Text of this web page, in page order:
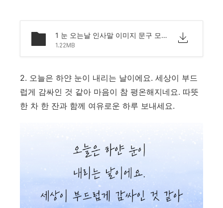
1 눈 오는날 인사말 이미지 문구 모음.png
1.22MB
2. 오늘은 하얀 눈이 내리는 날이에요. 세상이 부드
럽게 감싸인 것 같아 마음이 참 평온해지네요. 따뜻
한 차 한 잔과 함께 여유로운 하루 보내세요.